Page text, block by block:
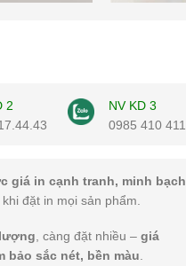
2
NV KD 3
0985 410 411
giá in cạnh tranh, minh bạch
đặt in mọi sản phẩm.
, càng đặt nhiều – giá
bảo sắc nét, bền màu.